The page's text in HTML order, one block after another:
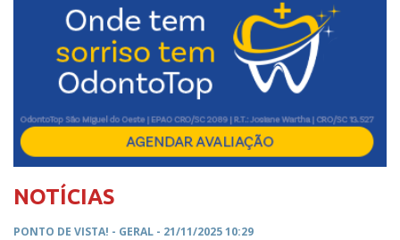
NOTÍCIAS
PONTO DE VISTA! - GERAL - 21/11/2025 10:29